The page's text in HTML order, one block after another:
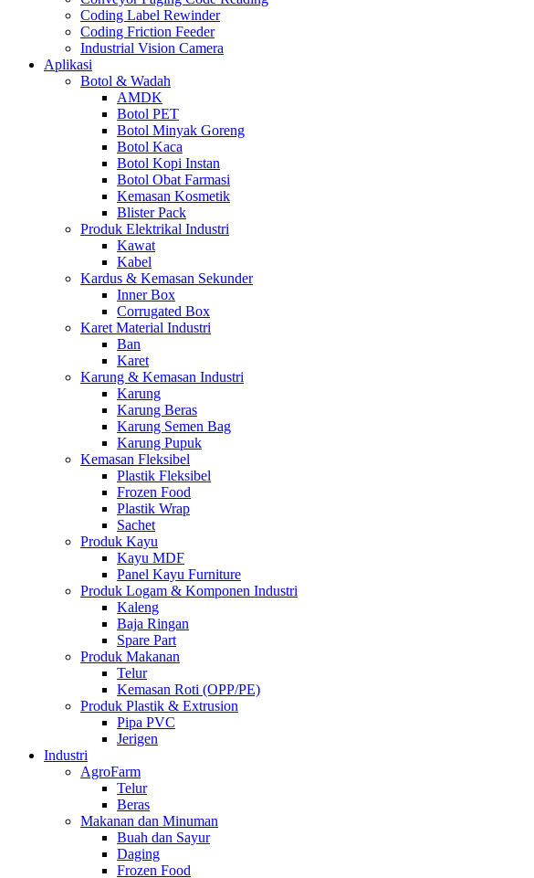
Coding Label Rewinder
Coding Friction Feeder
Industrial Vision Camera
Aplikasi
Botol & Wadah
AMDK
Botol PET
Botol Minyak Goreng
Botol Kaca
Botol Kopi Instan
Botol Obat Farmasi
Kemasan Kosmetik
Blister Pack
Produk Elektrikal Industri
Kawat
Kabel
Kardus & Kemasan Sekunder
Inner Box
Corrugated Box
Karet Material Industri
Ban
Karet
Karung & Kemasan Industri
Karung
Karung Beras
Karung Semen Bag
Karung Pupuk
Kemasan Fleksibel
Plastik Fleksibel
Frozen Food
Plastik Wrap
Sachet
Produk Kayu
Kayu MDF
Panel Kayu Furniture
Produk Logam & Komponen Industri
Kaleng
Baja Ringan
Spare Part
Produk Makanan
Telur
Kemasan Roti (OPP/PE)
Produk Plastik & Extrusion
Pipa PVC
Jerigen
Industri
AgroFarm
Telur
Beras
Makanan dan Minuman
Buah dan Sayur
Daging
Frozen Food